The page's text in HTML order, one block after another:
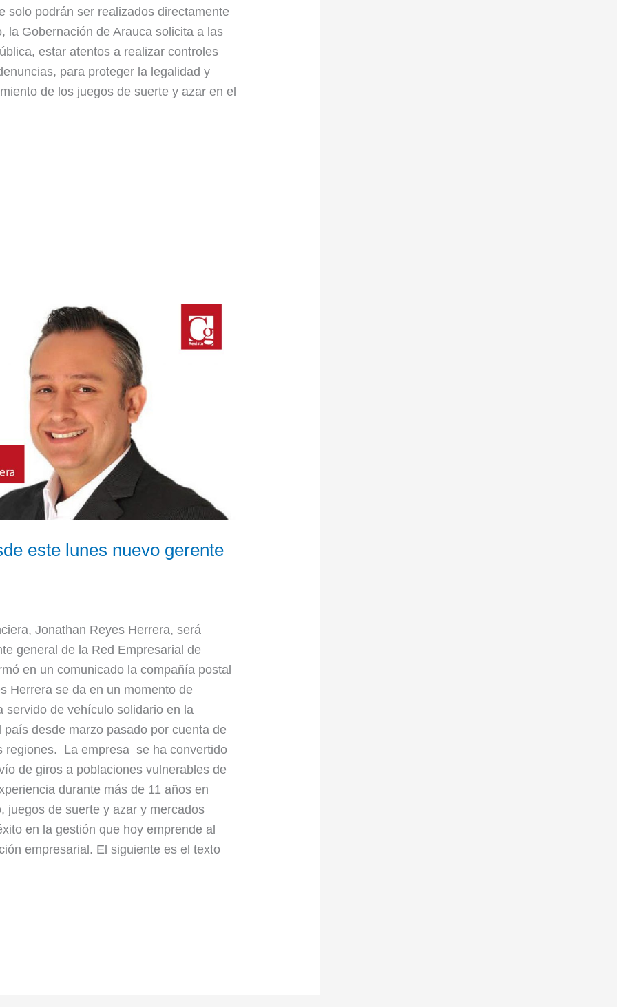
solo podrán ser realizados directamente
la Gobernación de Arauca solicita a las
estar atentos a realizar controles
para proteger la legalidad y
de los juegos de suerte y azar en el
este lunes nuevo gerente
Jonathan Reyes Herrera, será
general de la Red Empresarial de
en un comunicado la compañía postal
Herrera se da en un momento de
servido de vehículo solidario en la
desde marzo pasado por cuenta de
regiones. La empresa se ha convertido
de giros a poblaciones vulnerables de
durante más de 11 años en
juegos de suerte y azar y mercados
en la gestión que hoy emprende al
empresarial. El siguiente es el texto